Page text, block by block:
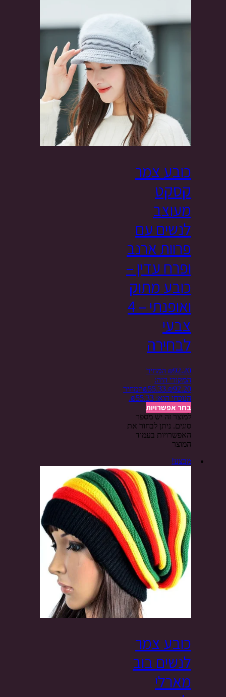
כובע צמר
קסקט
מעוצב
לנשים עם
פרוות ארנב
ופרח עדין –
כובע מתוק
ואופנתי – 4
צבעי
לבחירה
₪92.20
המחיר
המקורי היה:
₪92.20.
₪55.33
המחיר
הנוכחי הוא: ₪55.33.
בחר אפשרויות
למוצר זה יש מספר
סוגים. ניתן לבחור את
האפשרויות בעמוד
המוצר
מבצע!
כובע צמר
לנשים בוב
מארלי